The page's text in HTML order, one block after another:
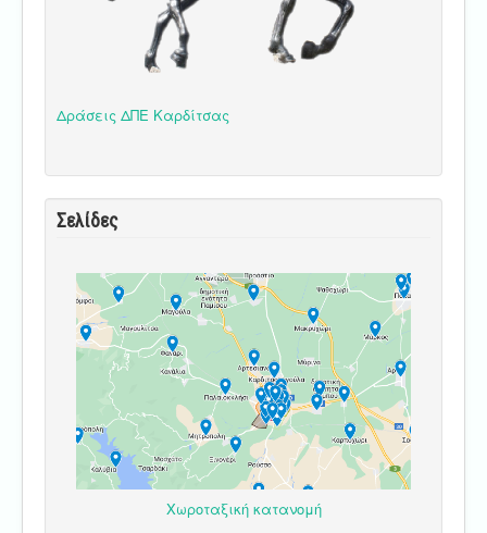
Δράσεις ΔΠΕ Καρδίτσας
Σελίδες
Χωροταξική κατανομή